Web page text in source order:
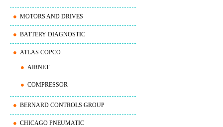
MOTORS AND DRIVES
BATTERY DIAGNOSTIC
ATLAS COPCO
AIRNET
COMPRESSOR
BERNARD CONTROLS GROUP
CHICAGO PNEUMATIC